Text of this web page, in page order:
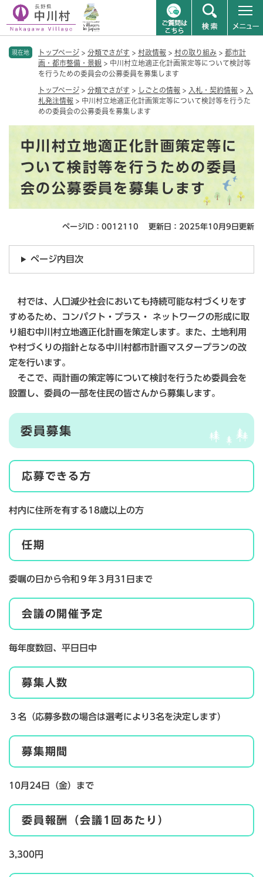
現在地 トップページ > 分類でさがす > 村政情報 > 村の取り組み > 都市計
画・都市整備・景観 > 中川村立地適正化計画策定等について検討等
を行うための委員会の公募委員を募集します
トップページ > 分類でさがす > しごとの情報 > 入札・契約情報 > 入
札発注情報 > 中川村立地適正化計画策定等について検討等を行うた
めの委員会の公募委員を募集します
中川村立地適正化計画策定等に
ついて検討等を行うための委員
会の公募委員を募集します
ページID：0012110 更新日：2025年10月9日更新
ページ内目次
村では、人口減少社会においても持続可能な村づくりをす
すめるため、コンパクト・プラス・ ネットワークの形成に取
り組む中川村立地適正化計画を策定します。また、土地利用
や村づくりの指針となる中川村都市計画マスタープランの改
定を行います。
そこで、両計画の策定等について検討を行うため委員会を
設置し、委員の一部を住民の皆さんから募集します。
委員募集
応募できる方
村内に住所を有する18歳以上の方
任期​
委嘱の日から令和９年３月31日まで
会議の開催予定
毎年度数回、平日日中
募集人数
３名（応募多数の場合は選考により3名を決定します）
募集期間
10月24日（金）まで
委員報酬（会議1回あたり）
3,300円